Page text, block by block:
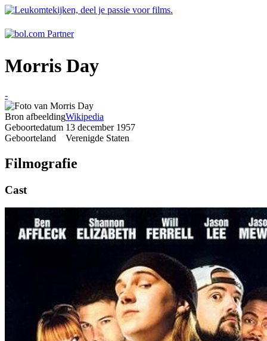
Morris Day
-
Bron afbeeldingWikipedia
Geboortedatum 13 december 1957
Geboorteland
Verenigde Staten
Filmografie
Cast